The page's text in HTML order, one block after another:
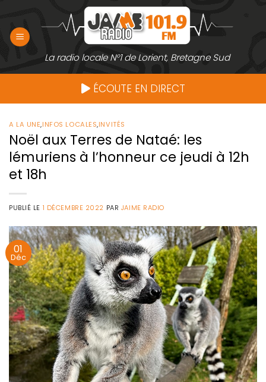
contenu
La radio locale N°1 de Lorient, Bretagne Sud
ÉCOUTE EN DIRECT
A LA UNE,INFOS LOCALES,INVITÉS
Noël aux Terres de Nataé: les
lémuriens à l’honneur ce jeudi à 12h
et 18h
PUBLIÉ LE 1 DÉCEMBRE 2022 PAR JAIME RADIO
01
Déc